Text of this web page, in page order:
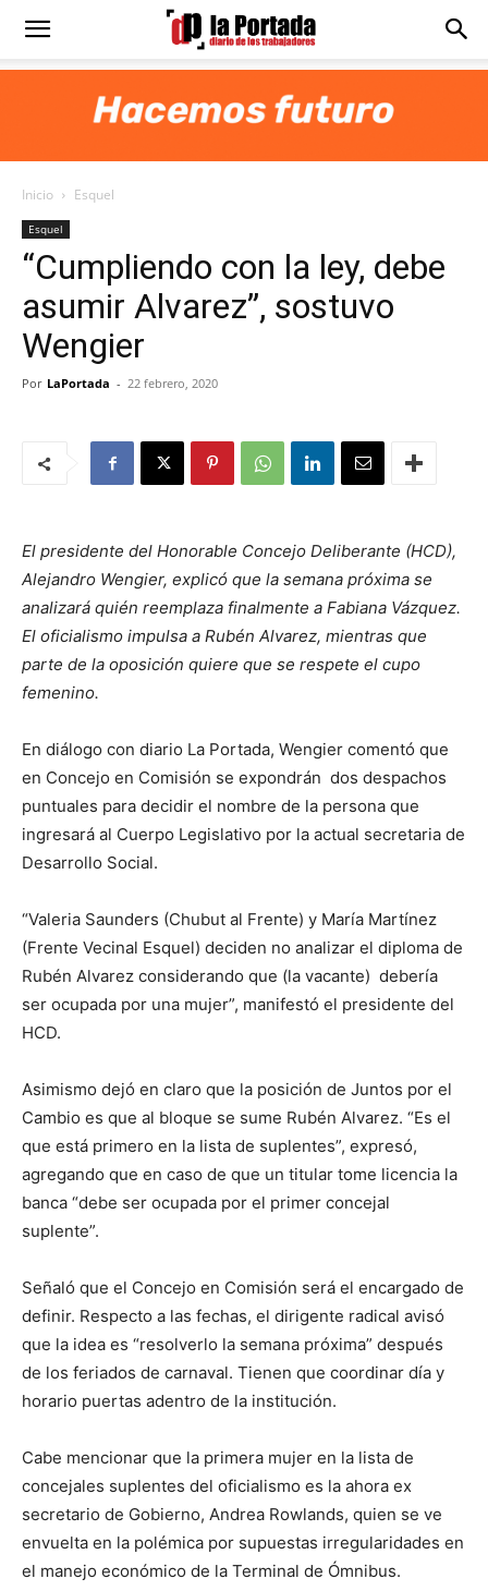
Diario
Portada
Inicio Esquel
Esquel
“Cumpliendo con la ley, debe
asumir Alvarez”, sostuvo
Wengier
Por LaPortada - 22 febrero, 2020
El presidente del Honorable Concejo Deliberante (HCD),
Alejandro Wengier, explicó que la semana próxima se
analizará quién reemplaza finalmente a Fabiana Vázquez.
El oficialismo impulsa a Rubén Alvarez, mientras que
parte de la oposición quiere que se respete el cupo
femenino.
En diálogo con diario La Portada, Wengier comentó que
en Concejo en Comisión se expondrán dos despachos
puntuales para decidir el nombre de la persona que
ingresará al Cuerpo Legislativo por la actual secretaria de
Desarrollo Social.
“Valeria Saunders (Chubut al Frente) y María Martínez
(Frente Vecinal Esquel) deciden no analizar el diploma de
Rubén Alvarez considerando que (la vacante) debería
ser ocupada por una mujer”, manifestó el presidente del
HCD.
Asimismo dejó en claro que la posición de Juntos por el
Cambio es que al bloque se sume Rubén Alvarez. “Es el
que está primero en la lista de suplentes”, expresó,
agregando que en caso de que un titular tome licencia la
banca “debe ser ocupada por el primer concejal
suplente”.
Señaló que el Concejo en Comisión será el encargado de
definir. Respecto a las fechas, el dirigente radical avisó
que la idea es “resolverlo la semana próxima” después
de los feriados de carnaval. Tienen que coordinar día y
horario puertas adentro de la institución.
Cabe mencionar que la primera mujer en la lista de
concejales suplentes del oficialismo es la ahora ex
secretario de Gobierno, Andrea Rowlands, quien se ve
envuelta en la polémica por supuestas irregularidades en
el manejo económico de la Terminal de Ómnibus.